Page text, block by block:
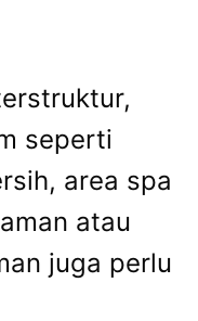
seperti
area spa
atau
juga perlu